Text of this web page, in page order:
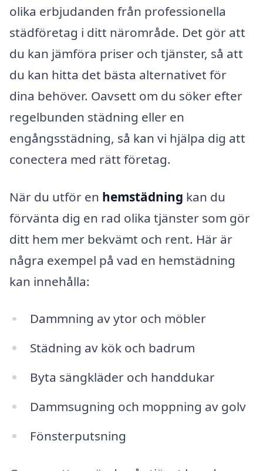
olika erbjudanden från professionella
städföretag i ditt närområde. Det gör att
du kan jämföra priser och tjänster, så att
du kan hitta det bästa alternativet för
dina behöver. Oavsett om du söker efter
regelbunden städning eller en
engångsstädning, så kan vi hjälpa dig att
conectera med rätt företag.
När du utför en hemstädning kan du
förvänta dig en rad olika tjänster som gör
ditt hem mer bekvämt och rent. Här är
några exempel på vad en hemstädning
kan innehålla:
Dammning av ytor och möbler
Städning av kök och badrum
Byta sängkläder och handdukar
Dammsugning och moppning av golv
Fönsterputsning